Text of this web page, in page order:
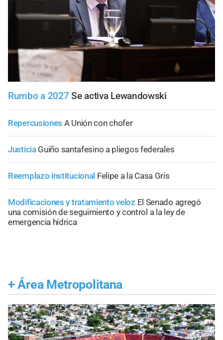
Rumbo a 2027 Se activa Lewandowski
Repercusiones A Unión con chofer
Justicia Guiño santafesino a pliegos federales
Reemplazo institucional Felipe a la Casa Gris
Modificaciones y tratamiento veloz El Senado agregó
una comisión de seguimiento y control a la ley de
emergencia hídrica
+ Área Metropolitana